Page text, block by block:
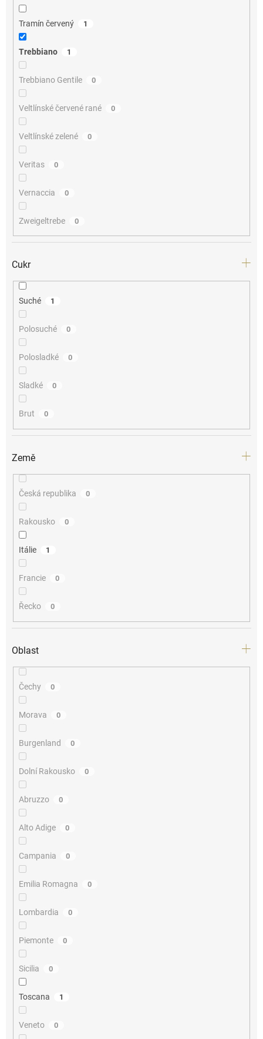
Tramín červený 1
Trebbiano 1
Trebbiano Gentile 0
Veltlínské červené rané 0
Veltlínské zelené 0
Veritas 0
Vernaccia 0
Zweigeltrebe 0
Cukr
Suché 1
Polosuché 0
Polosladké 0
Sladké 0
Brut 0
Země
Česká republika 0
Rakousko 0
Itálie 1
Francie 0
Řecko 0
Oblast
Čechy 0
Morava 0
Burgenland 0
Dolní Rakousko 0
Abruzzo 0
Alto Adige 0
Campania 0
Emilia Romagna 0
Lombardia 0
Piemonte 0
Sicilia 0
Toscana 1
Veneto 0